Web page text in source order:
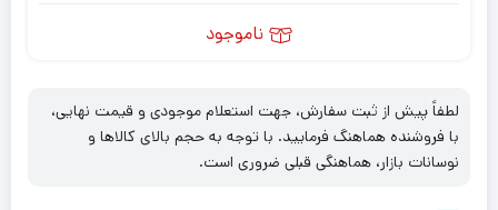
ناموجود
لطفاً پیش از ثبت سفارش، جهت استعلام موجودی و قیمت نهایی،
با فروشنده هماهنگ فرمایید. با توجه به حجم بالای کالاها و
نوسانات بازار، هماهنگی قبلی ضروری است.